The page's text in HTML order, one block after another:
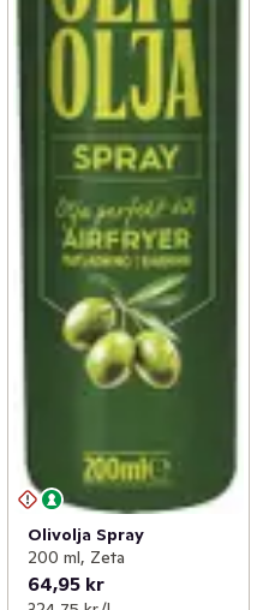
Olivolja Spray
200 ml, Zeta
64,95 kr